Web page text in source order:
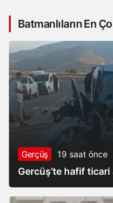
Batmanlıların En
Gerçüş 19 saat önce
Gercüş’te hafif ticari